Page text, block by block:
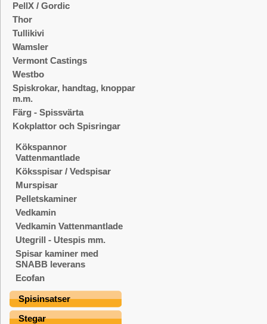
PellX / Gordic
Thor
Tullikivi
Wamsler
Vermont Castings
Westbo
Spiskrokar, handtag, knoppar
m.m.
Färg - Spissvärta
Kokplattor och Spisringar
Kökspannor
Vattenmantlade
Köksspisar / Vedspisar
Murspisar
Pelletskaminer
Vedkamin
Vedkamin Vattenmantlade
Utegrill - Utespis mm.
Spisar kaminer med
SNABB leverans
Ecofan
Spisinsatser
Stegar